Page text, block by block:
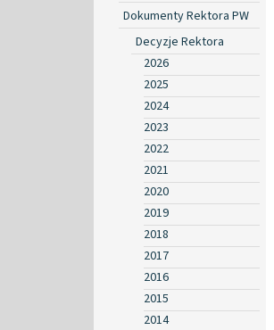
Dokumenty Rektora PW
Decyzje Rektora
2026
2025
2024
2023
2022
2021
2020
2019
2018
2017
2016
2015
2014